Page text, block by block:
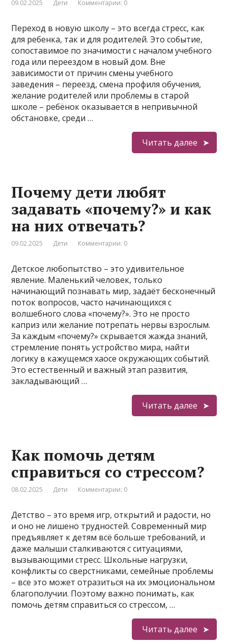
09.02.2025 Дети Комментарии: 0
Переход в новую школу – это всегда стресс, как
для ребенка, так и для родителей. Это событие,
сопоставимое по значимости с началом учебного
года или переездом в новый дом. Вне
зависимости от причин смены учебного
заведения – переезд, смена профиля обучения,
желание родителей или проблемы в старой
школе – ребёнок оказывается в непривычной
обстановке, среди …
Читать далее
Почему дети любят
задавать «почему?» и как
на них отвечать?
09.02.2025 Дети Комментарии: 0
Детское любопытство – это удивительное
явление. Маленький человек, только
начинающий познавать мир, задаёт бесконечный
поток вопросов, часто начинающихся с
волшебного слова «почему?». Это не просто
каприз или желание потрепать нервы взрослым.
За каждым «почему?» скрывается жажда знаний,
стремление понять устройство мира, найти
логику в кажущемся хаосе окружающих событий.
Это естественный и важный этап развития,
закладывающий …
Читать далее
Как помочь детям
справиться со стрессом?
08.02.2025 Дети Комментарии: 0
Детство – это время игр, открытий и радости, но
и оно не лишено трудностей. Современный мир
предъявляет к детям всё больше требований, и
даже малыши сталкиваются с ситуациями,
вызывающими стресс. Школьные нагрузки,
конфликты со сверстниками, семейные проблемы
– все это может отразиться на их эмоциональном
благополучии. Поэтому важно понимать, как
помочь детям справиться со стрессом, …
Читать далее